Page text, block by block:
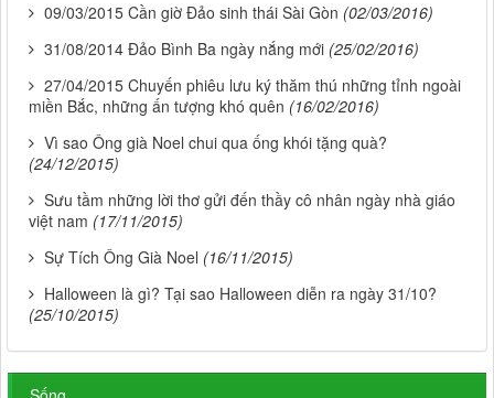
09/03/2015 Cần giờ Đảo sinh thái Sài Gòn (02/03/2016)
31/08/2014 Đảo Bình Ba ngày nắng mới (25/02/2016)
27/04/2015 Chuyến phiêu lưu ký thăm thú những tỉnh ngoài
miền Bắc, những ấn tượng khó quên (16/02/2016)
Vì sao Ông già Noel chui qua ống khói tặng quà?
(24/12/2015)
Sưu tầm những lời thơ gửi đến thầy cô nhân ngày nhà giáo
việt nam (17/11/2015)
Sự Tích Ông Già Noel (16/11/2015)
Halloween là gì? Tại sao Halloween diễn ra ngày 31/10?
(25/10/2015)